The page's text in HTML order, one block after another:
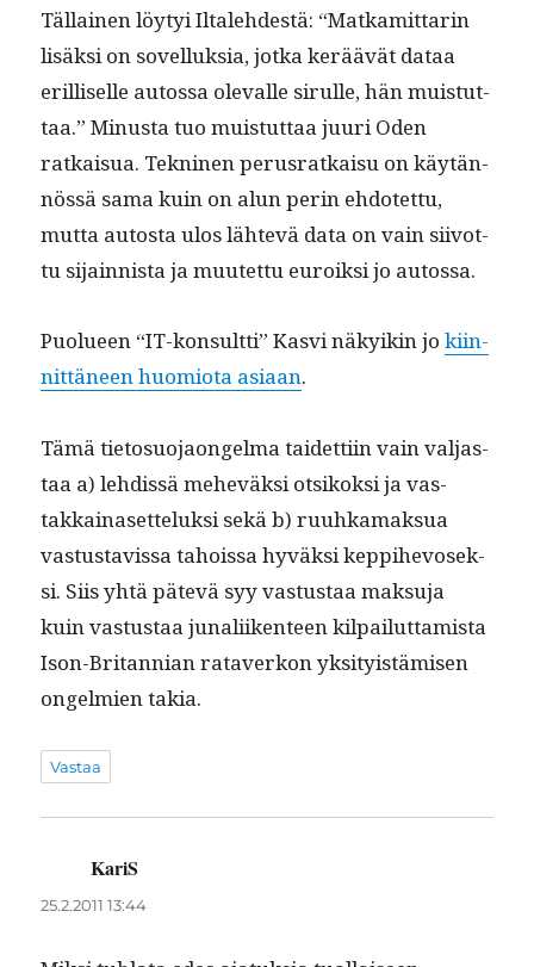
Täl­lainen löy­tyi Iltale­hdestä: “Matkamit­tarin
lisäk­si on sovel­luk­sia, jot­ka keräävät dataa
eril­liselle autossa ole­valle sir­ulle, hän muis­tut­
taa.” Minus­ta tuo muis­tut­taa juuri Oden
ratkaisua. Tekni­nen perus­ratkaisu on käytän­
nössä sama kuin on alun perin ehdotet­tu,
mut­ta autos­ta ulos lähtevä data on vain siiv­ot­
tu sijain­nista ja muutet­tu euroik­si jo autossa.
Puolueen “IT-kon­sult­ti” Kasvi näkyikin jokiin­
nit­täneen huomio­ta asi­aan.
Tämä tieto­suo­jaon­gel­ma taidet­ti­in vain val­jas­
taa a) lehdis­sä meheväk­si otsikok­si ja vas­
takkainaset­teluk­si sekä b) ruuhka­mak­sua
vas­tus­tavis­sa tahois­sa hyväk­si kep­pi­hevosek­
si. Siis yhtä pätevä syy vas­tus­taa mak­su­ja
kuin vas­tus­taa junali­iken­teen kil­pailut­tamista
Ison-Bri­tann­ian rataverkon yksi­ty­istämisen
ongelmien takia.
Vastaa
KariS
25.2.2011 13:44